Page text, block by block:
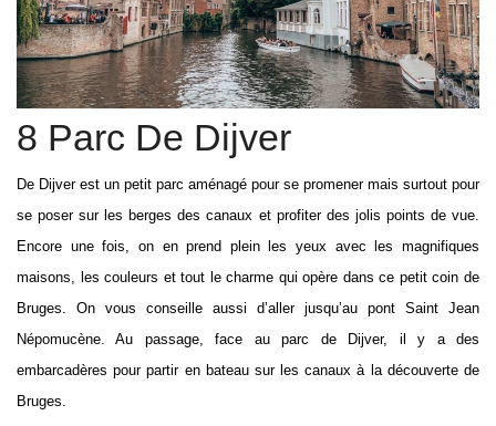
8 Parc De Dijver
De Dijver est un petit parc aménagé pour se promener mais surtout pour
se poser sur les berges des canaux et profiter des jolis points de vue.
Encore une fois, on en prend plein les yeux avec les magnifiques
maisons, les couleurs et tout le charme qui opère dans ce petit coin de
Bruges. On vous conseille aussi d’aller jusqu’au pont Saint Jean
Népomucène. Au passage, face au parc de Dijver, il y a des
embarcadères pour partir en bateau sur les canaux à la découverte de
Bruges.